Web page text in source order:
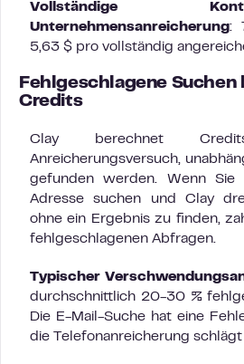
Vollständige
Unternehmensanreicherung:
5,63 $ pro vollständig
Fehlgeschlagene
Credits
Clay berechnet
Anreicherungsversuch,
gefunden werden. Wenn Sie
Adresse suchen und Clay
ohne ein Ergebnis zu finden,
fehlgeschlagenen Abfragen.
Typischer
durchschnittlich 20-30 %
Die E-Mail-Suche hat eine
die Telefonanreicherung